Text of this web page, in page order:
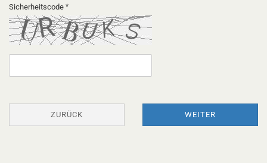
Sicherheitscode
ZURÜCK WEITER